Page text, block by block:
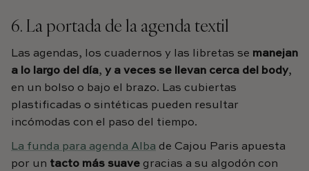
6. La portada de la agenda textil
Las agendas, los cuadernos y las libretas se manejan
a lo largo del día, y a veces se llevan cerca del body,
en un bolso o bajo el brazo. Las cubiertas
plastificadas o sintéticas pueden resultar
incómodas con el paso del tiempo.
La funda para agenda Alba de Cajou Paris apuesta
por un tacto más suave gracias a su algodón con